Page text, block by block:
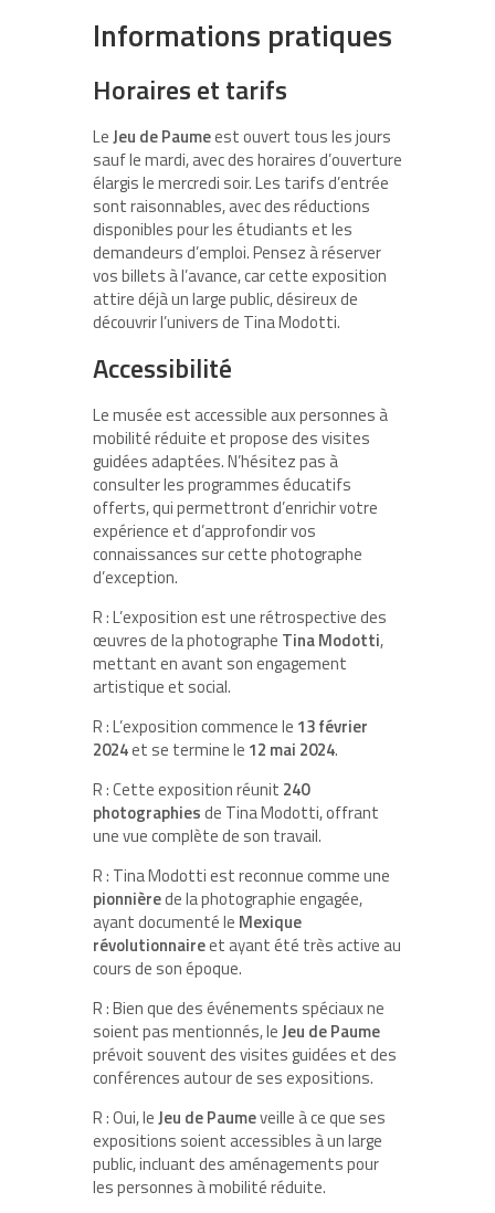
Informations pratiques
Horaires et tarifs
LeJeu de Paumeest ouvert tous les jours
sauf le mardi, avec des horaires d’ouverture
élargis le mercredi soir. Les tarifs d’entrée
sont raisonnables, avec des réductions
disponibles pour les étudiants et les
demandeurs d’emploi. Pensez à réserver
vos billets à l’avance, car cette exposition
attire déjà un large public, désireux de
découvrir l’univers de Tina Modotti.
Accessibilité
Le musée est accessible aux personnes à
mobilité réduite et propose des visites
guidées adaptées. N’hésitez pas à
consulter les programmes éducatifs
offerts, qui permettront d’enrichir votre
expérience et d’approfondir vos
connaissances sur cette photographe
d’exception.
R : L’exposition est une rétrospective des
œuvres de la photographe Tina Modotti,
mettant en avant son engagement
artistique et social.
R : L’exposition commence le 13 février
2024et se termine le 12 mai 2024.
R : Cette exposition réunit 240
photographiesde Tina Modotti, offrant
une vue complète de son travail.
R : Tina Modotti est reconnue comme une
pionnièrede la photographie engagée,
ayant documenté le Mexique
révolutionnaireet ayant été très active au
cours de son époque.
R : Bien que des événements spéciaux ne
soient pas mentionnés, leJeu de Paume
prévoit souvent des visites guidées et des
conférences autour de ses expositions.
R : Oui, leJeu de Paumeveille à ce que ses
expositions soient accessibles à un large
public, incluant des aménagements pour
les personnes à mobilité réduite.